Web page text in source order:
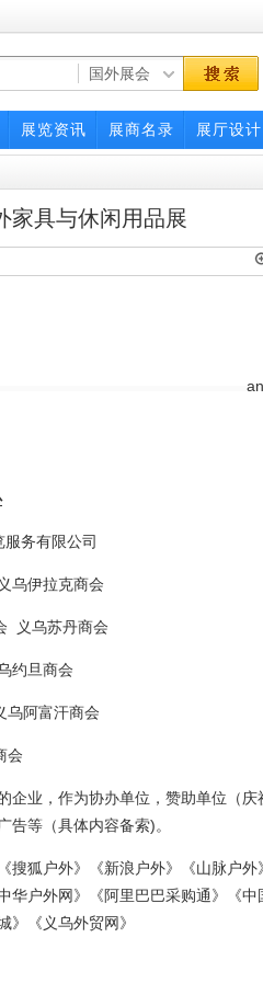
展览资讯 展商名录 展厅设计
家具与休闲用品展
务有限公司
乌伊拉克商会
义乌苏丹商会
约旦商会
阿富汗商会
会
企业，作为协办单位，赞助单位（庆
等（具体内容备索)。
搜狐户外》《新浪户外》《山脉户外》
华户外网》《阿里巴巴采购通》《中
》《义乌外贸网》